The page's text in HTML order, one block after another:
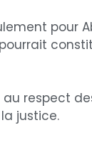
pour
respect
justice.